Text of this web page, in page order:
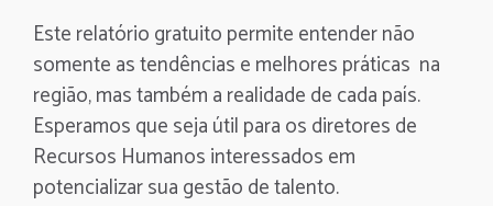
Este relatório gratuito permite entender não
somente as tendências e melhores práticas na
região, mas também a realidade de cada país.
Esperamos que seja útil para os diretores de
Recursos Humanos interessados em
potencializar sua gestão de talento.